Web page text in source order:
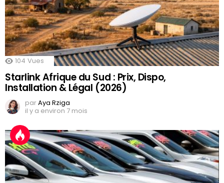
104 Vues
Starlink Afrique du Sud : Prix, Dispo,
Installation & Légal (2026)
parAya Rziga
il y a environ 7 mois